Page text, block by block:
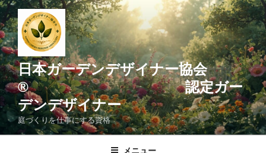
コ
ン
テ
ン
ツ
へ
ス
キ
ッ
プ
日本ガーデンデザイナー協会
® 認定ガー
デンデザイナー
庭づくりを仕事にする資格
メニュー